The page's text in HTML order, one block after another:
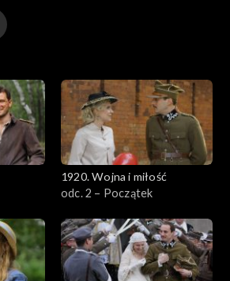
1920. Wojna i miłość
odc. 2 – Początek